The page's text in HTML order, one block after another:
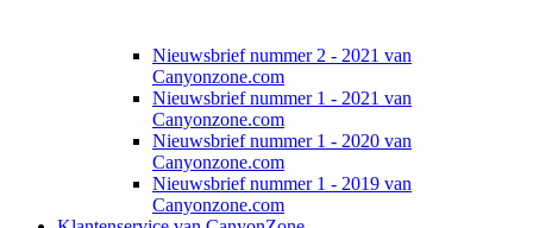
Nieuwsbrief nummer 2 - 2021 van
Canyonzone.com
Nieuwsbrief nummer 1 - 2021 van
Canyonzone.com
Nieuwsbrief nummer 1 - 2020 van
Canyonzone.com
Nieuwsbrief nummer 1 - 2019 van
Canyonzone.com